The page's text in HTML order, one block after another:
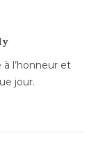
l’honneur et
jour.